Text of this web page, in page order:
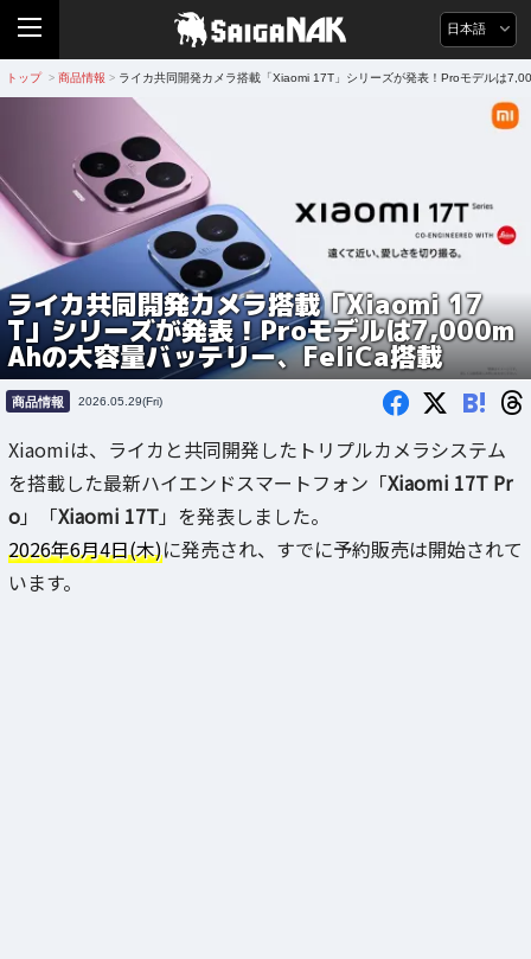
日本語
トップ > 商品情報 > ライカ共同開発カメラ搭載「Xiaomi 17T」シリーズが発表！Proモデルは
ライカ共同開発カメラ搭載「Xiaomi 17
T」シリーズが発表！Proモデルは7,000m
Ahの大容量バッテリー、FeliCa搭載
商品情報 2026.05.29(Fri) B!
Xiaomiは、ライカと共同開発したトリプルカメラシステム
を搭載した最新ハイエンドスマートフォン「Xiaomi 17T Pr
o」「Xiaomi 17T」を発表しました。
2026年6月4日(木)に発売され、すでに予約販売は開始されて
います。